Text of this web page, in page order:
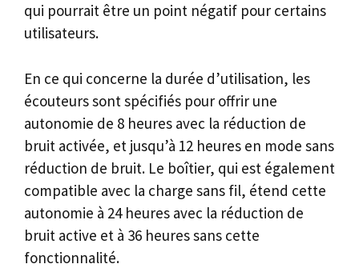
qui pourrait être un point négatif pour certains
utilisateurs.
En ce qui concerne la durée d’utilisation, les
écouteurs sont spécifiés pour offrir une
autonomie de 8 heures avec la réduction de
bruit activée, et jusqu’à 12 heures en mode sans
réduction de bruit. Le boîtier, qui est également
compatible avec la charge sans fil, étend cette
autonomie à 24 heures avec la réduction de
bruit active et à 36 heures sans cette
fonctionnalité.